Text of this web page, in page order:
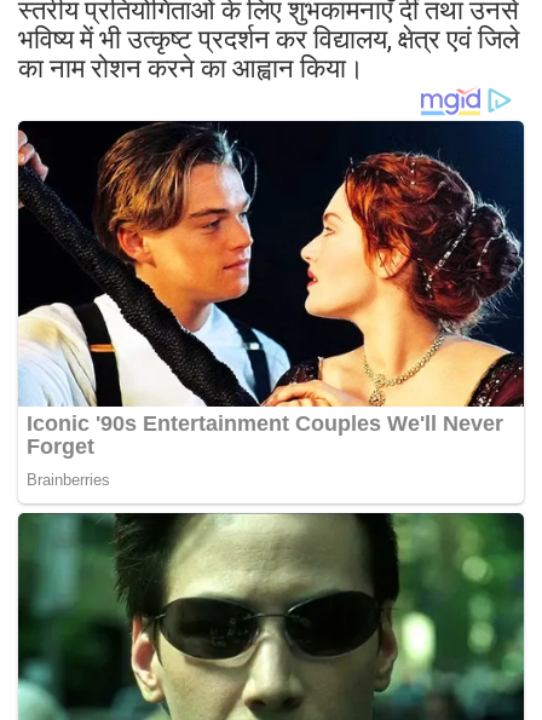
स्तरीय प्रतियोगिताओं के लिए शुभकामनाएँ दीं तथा उनसे
भविष्य में भी उत्कृष्ट प्रदर्शन कर विद्यालय, क्षेत्र एवं जिले
का नाम रोशन करने का आह्वान किया।